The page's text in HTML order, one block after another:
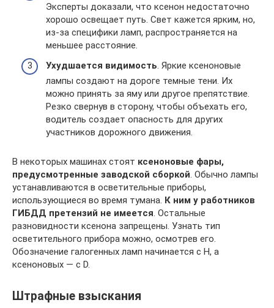
Эксперты доказали, что ксенон недостаточно
хорошо освещает путь. Свет кажется ярким, но,
из-за специфики ламп, распространяется на
меньшее расстояние.
Ухудшается видимость. Яркие ксеноновые
лампы создают на дороге темные тени. Их
можно принять за яму или другое препятствие.
Резко свернув в сторону, чтобы объехать его,
водитель создает опасность для других
участников дорожного движения.
В некоторых машинах стоят ксеноновые фары,
предусмотренные заводской сборкой. Обычно лампы
устанавливаются в осветительные приборы,
использующиеся во время тумана. К ним у работников
ГИБДД претензий не имеется. Остальные
разновидности ксенона запрещены. Узнать тип
осветительного прибора можно, осмотрев его.
Обозначение галогенных ламп начинается с H, а
ксеноновых — с D.
Штрафные взыскания